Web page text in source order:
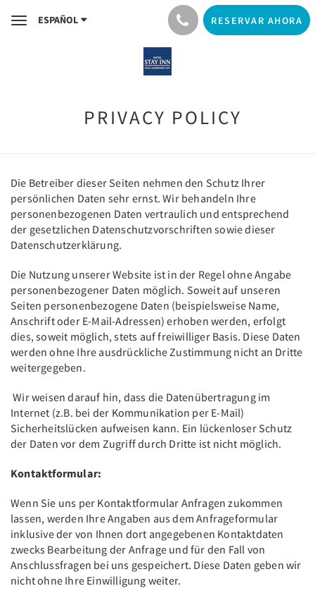
ToggleESPAÑOL RESERVAR AHORA
PRIVACY POLICY
​Die Betreiber dieser Seiten nehmen den Schutz Ihrer
persönlichen Daten sehr ernst. Wir behandeln Ihre
personenbezogenen Daten vertraulich und entsprechend
der gesetzlichen Datenschutzvorschriften sowie dieser
Datenschutzerklärung.
Die Nutzung unserer Website ist in der Regel ohne Angabe
personenbezogener Daten möglich. Soweit auf unseren
Seiten personenbezogene Daten (beispielsweise Name,
Anschrift oder E-Mail-Adressen) erhoben werden, erfolgt
dies, soweit möglich, stets auf freiwilliger Basis. Diese Daten
werden ohne Ihre ausdrückliche Zustimmung nicht an Dritte
weitergegeben.
Wir weisen darauf hin, dass die Datenübertragung im
Internet (z.B. bei der Kommunikation per E-Mail)
Sicherheitslücken aufweisen kann. Ein lückenloser Schutz
der Daten vor dem Zugriff durch Dritte ist nicht möglich.
Kontaktformular:
Wenn Sie uns per Kontaktformular Anfragen zukommen
lassen, werden Ihre Angaben aus dem Anfrageformular
inklusive der von Ihnen dort angegebenen Kontaktdaten
zwecks Bearbeitung der Anfrage und für den Fall von
Anschlussfragen bei uns gespeichert. Diese Daten geben wir
nicht ohne Ihre Einwilligung weiter.